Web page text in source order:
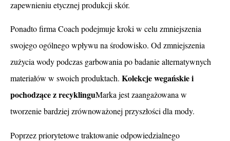
zapewnieniu etycznej produkcji skór.
Ponadto firma Coach podejmuje kroki w celu zmniejszenia
swojego ogólnego wpływu na środowisko. Od zmniejszenia
zużycia wody podczas garbowania po badanie alternatywnych
materiałów w swoich produktach. Kolekcje wegańskie i
pochodzące z recyklinguMarka jest zaangażowana w
tworzenie bardziej zrównoważonej przyszłości dla mody.
Poprzez priorytetowe traktowanie odpowiedzialnego